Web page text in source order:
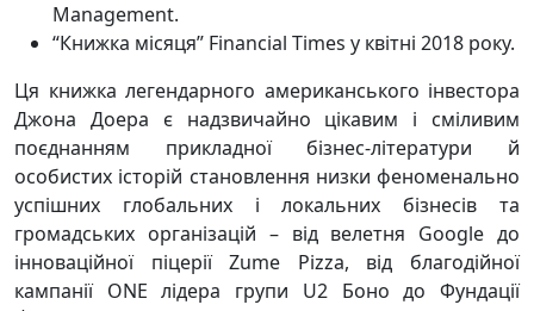
Management.
“Книжка місяця” Financial Times у квітні 2018 року.
Ця книжка легендарного американського інвестора
Джона Доера є надзвичайно цікавим і сміливим
поєднанням прикладної бізнес-літератури й
особистих історій становлення низки феноменально
успішних глобальних і локальних бізнесів та
громадських організацій – від велетня Google до
інноваційної піцерії Zume Pizza, від благодійної
кампанії ONE лідера групи U2 Боно до Фундації